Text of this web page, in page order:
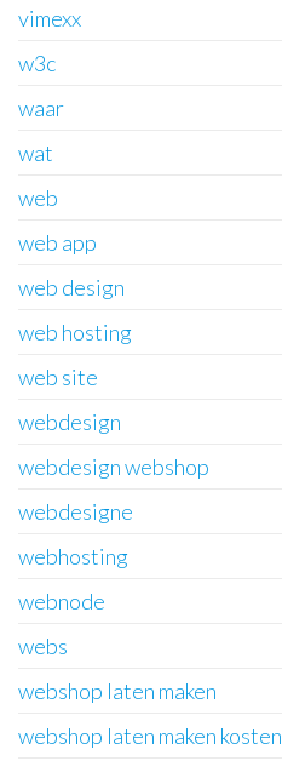
vimexx
w3c
waar
wat
web
web app
web design
web hosting
web site
webdesign
webdesign webshop
webdesigne
webhosting
webnode
webs
webshop laten maken
webshop laten maken kosten